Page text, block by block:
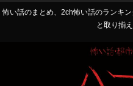
怖い話のまとめ、2ch怖い話のランキ
と取り揃